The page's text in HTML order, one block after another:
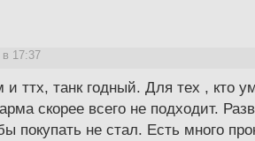
в 17:37
и ттх, танк годный. Для тех , кто
скорее всего не подходит.
покупать не стал. Есть много